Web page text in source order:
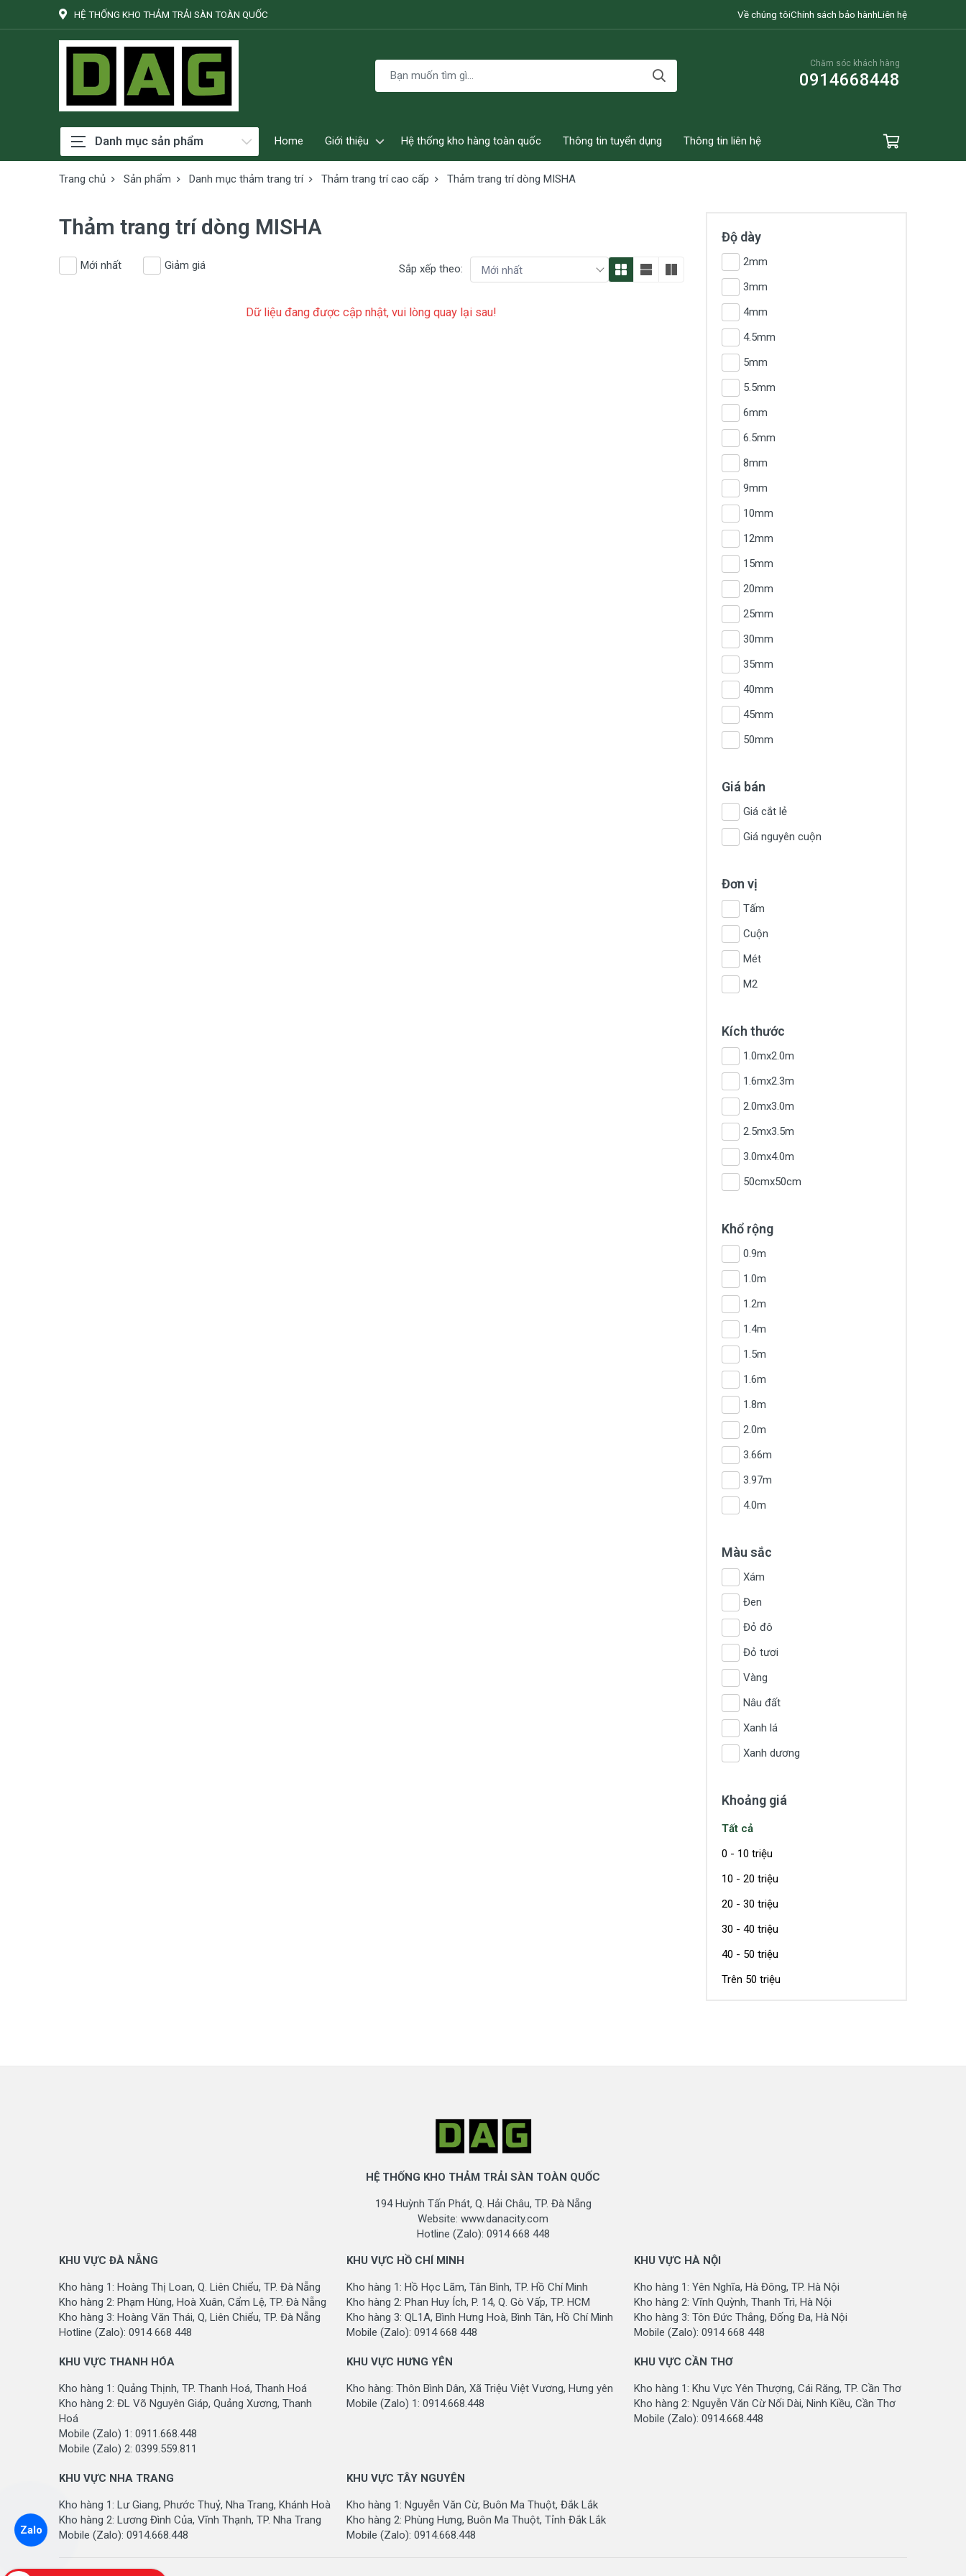
HỆ THỐNG KHO THẢM TRẢI SÀN TOÀN QUỐC Về chúng tôiChính sách bảo hànhLiên hệ
Chăm sóc khách hàng
0914668448
Danh mục sản phẩm Home Giới thiệu Hệ thống kho hàng toàn quốc Thông tin tuyển dụng Thông tin liên hệ
Trang chủ Sản phẩm Danh mục thảm trang trí Thảm trang trí cao cấp Thảm trang trí dòng MISHA
Thảm trang trí dòng MISHA
Mới nhất Giảm giá Sắp xếp theo:
Dữ liệu đang được cập nhật, vui lòng quay lại sau!
Độ dày
2mm
3mm
4mm
4.5mm
5mm
5.5mm
6mm
6.5mm
8mm
9mm
10mm
12mm
15mm
20mm
25mm
30mm
35mm
40mm
45mm
50mm
Giá bán
Giá cắt lẻ
Giá nguyên cuộn
Đơn vị
Tấm
Cuộn
Mét
M2
Kích thước
1.0mx2.0m
1.6mx2.3m
2.0mx3.0m
2.5mx3.5m
3.0mx4.0m
50cmx50cm
Khổ rộng
0.9m
1.0m
1.2m
1.4m
1.5m
1.6m
1.8m
2.0m
3.66m
3.97m
4.0m
Màu sắc
Xám
Đen
Đỏ đô
Đỏ tươi
Vàng
Nâu đất
Xanh lá
Xanh dương
Khoảng giá
Tất cả
0 - 10 triệu
10 - 20 triệu
20 - 30 triệu
30 - 40 triệu
40 - 50 triệu
Trên 50 triệu
HỆ THỐNG KHO THẢM TRẢI SÀN TOÀN QUỐC
194 Huỳnh Tấn Phát, Q. Hải Châu, TP. Đà Nẵng
Website: www.danacity.com
Hotline (Zalo): 0914 668 448
KHU VỰC ĐÀ NẴNG
Kho hàng 1: Hoàng Thị Loan, Q. Liên Chiểu, TP. Đà Nẵng
Kho hàng 2: Phạm Hùng, Hoà Xuân, Cẩm Lệ, TP. Đà Nẵng
Kho hàng 3: Hoàng Văn Thái, Q, Liên Chiểu, TP. Đà Nẵng
Hotline (Zalo): 0914 668 448
KHU VỰC HỒ CHÍ MINH
Kho hàng 1: Hồ Học Lãm, Tân Bình, TP. Hồ Chí Minh
Kho hàng 2: Phan Huy Ích, P. 14, Q. Gò Vấp, TP. HCM
Kho hàng 3: QL1A, Bình Hưng Hoà, Bình Tân, Hồ Chí Minh
Mobile (Zalo): 0914 668 448
KHU VỰC HÀ NỘI
Kho hàng 1: Yên Nghĩa, Hà Đông, TP. Hà Nội
Kho hàng 2: Vĩnh Quỳnh, Thanh Trì, Hà Nội
Kho hàng 3: Tôn Đức Thắng, Đống Đa, Hà Nội
Mobile (Zalo): 0914 668 448
KHU VỰC THANH HÓA
Kho hàng 1: Quảng Thịnh, TP. Thanh Hoá, Thanh Hoá
Kho hàng 2: ĐL Võ Nguyên Giáp, Quảng Xương, Thanh
Hoá
Mobile (Zalo) 1: 0911.668.448
Mobile (Zalo) 2: 0399.559.811
KHU VỰC HƯNG YÊN
Kho hàng: Thôn Bình Dân, Xã Triệu Việt Vương, Hưng yên
Mobile (Zalo) 1: 0914.668.448
KHU VỰC CẦN THƠ
Kho hàng 1: Khu Vực Yên Thượng, Cái Răng, TP. Cần Thơ
Kho hàng 2: Nguyễn Văn Cừ Nối Dài, Ninh Kiều, Cần Thơ
Mobile (Zalo): 0914.668.448
KHU VỰC NHA TRANG
Kho hàng 1: Lư Giang, Phước Thuỷ, Nha Trang, Khánh Hoà
Kho hàng 2: Lương Đình Của, Vĩnh Thạnh, TP. Nha Trang
Mobile (Zalo): 0914.668.448
KHU VỰC TÂY NGUYÊN
Kho hàng 1: Nguyễn Văn Cừ, Buôn Ma Thuột, Đắk Lắk
Kho hàng 2: Phùng Hưng, Buôn Ma Thuột, Tỉnh Đắk Lắk
Mobile (Zalo): 0914.668.448
Zalo